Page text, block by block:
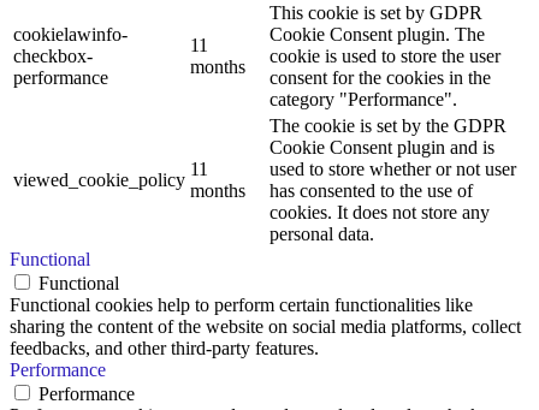
cookielawinfo-
checkbox-
performance
11
months
This cookie is set by GDPR
Cookie Consent plugin. The
cookie is used to store the user
consent for the cookies in the
category "Performance".
viewed_cookie_policy
11
months
The cookie is set by the GDPR
Cookie Consent plugin and is
used to store whether or not user
has consented to the use of
cookies. It does not store any
personal data.
Functional
Functional
Functional cookies help to perform certain functionalities like
sharing the content of the website on social media platforms, collect
feedbacks, and other third-party features.
Performance
Performance